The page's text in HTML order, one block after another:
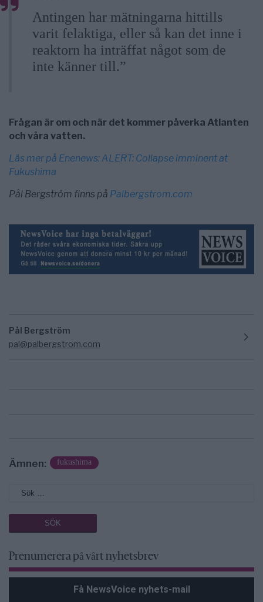
Antingen har mätningarna hittills
varit felaktiga, eller så kan det inne i
reaktorn ha inträffat något som de
inte känner till.”
Frågan är om och när det kommer påverka Atlanten
och våra vatten.
Läs mer på Enenews: ALERT: Collapse imminent at
Fukushima
Pål Bergström finns på Palbergstrom.com
Pål Bergström
pal@palbergstrom.com
Ämnen: fukushima
Prenumerera på vårt nyhetsbrev
Få NewsVoice nyhets-mail